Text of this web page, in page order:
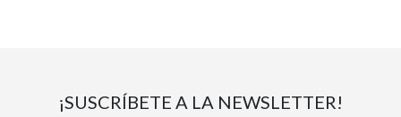
¡SUSCRÍBETE A LA NEWSLETTER!